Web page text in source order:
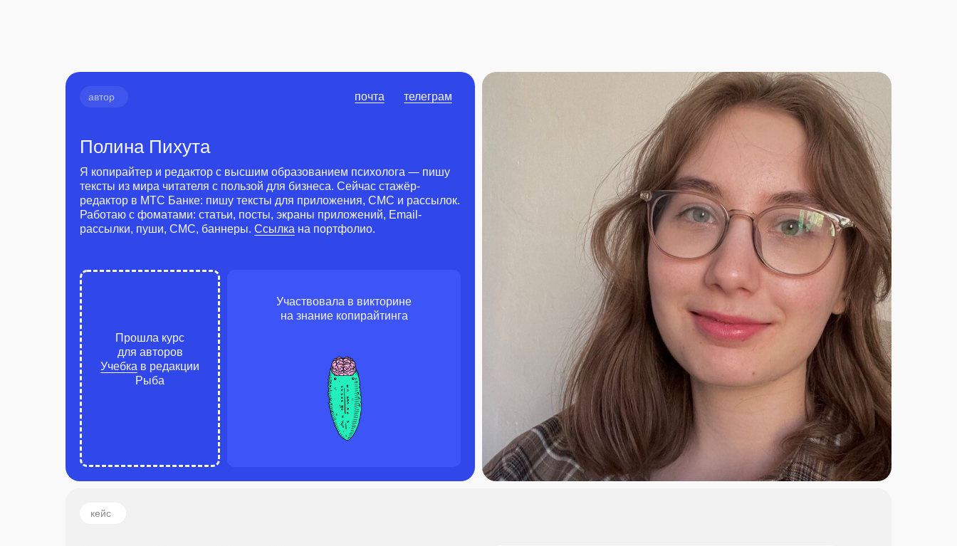
автор
Полина Пихута
почта телеграм
Участвовала в викторине
на знание копирайтинга
Прошла курс
для авторов
Учебка в редакции
Рыба
Я копирайтер и редактор с высшим образованием психолога — пишу
тексты из мира читателя с пользой для бизнеса. Сейчас стажёр-
редактор в МТС Банке: пишу тексты для приложения, СМС и рассылок.
Работаю с фоматами: статьи, посты, экраны приложений, Email-
рассылки, пуши, СМС, баннеры. Ссылка на портфолио.
кейс